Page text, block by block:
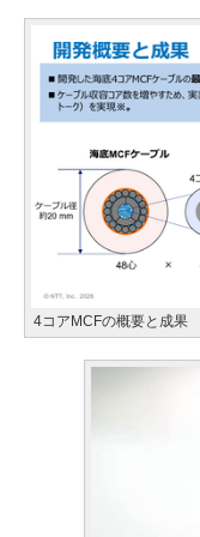
4コアMCFの概要と成果